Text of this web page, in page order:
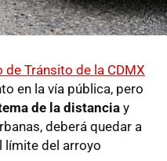
de Tránsito de la CDMX
en la vía pública, pero
de la distancia y
deberá quedar a
límite del arroyo